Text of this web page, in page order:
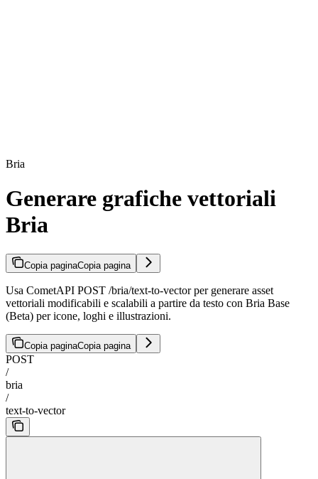
Bria
Generare grafiche vettoriali
Bria
Copia paginaCopia pagina
Usa CometAPI POST /bria/text-to-vector per generare asset
vettoriali modificabili e scalabili a partire da testo con Bria Base
(Beta) per icone, loghi e illustrazioni.
Copia paginaCopia pagina
POST
/
bria
/
text-to-vector